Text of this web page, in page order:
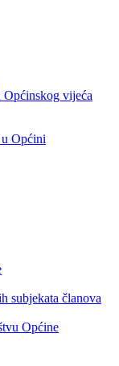
vijeća
Općini
subjekata članova
Općine